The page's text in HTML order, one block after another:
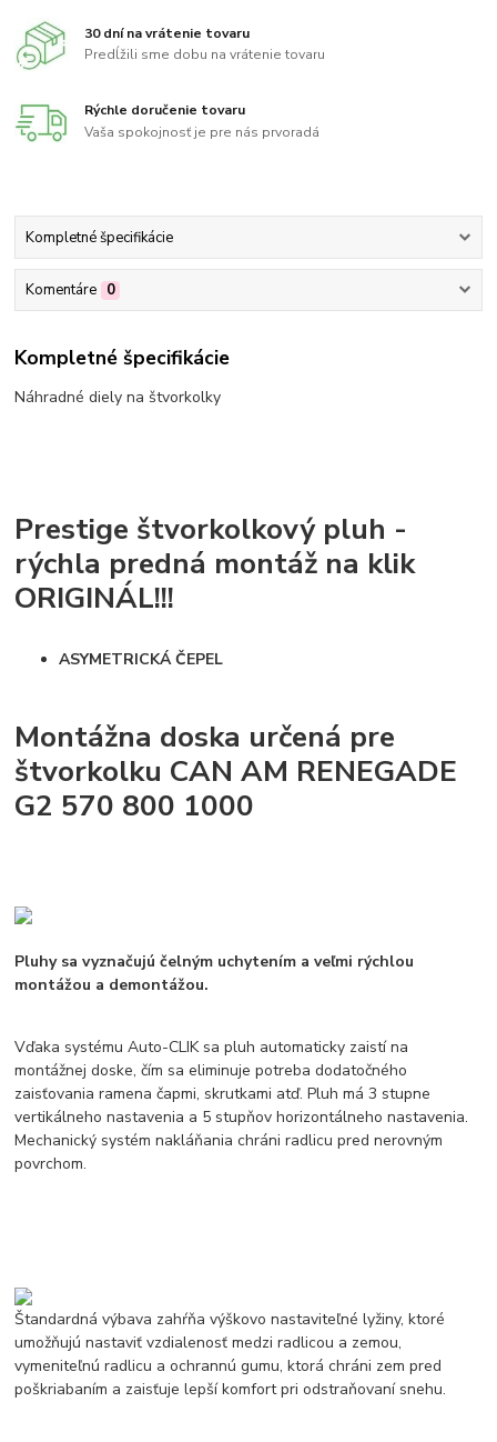
30 dní na vrátenie tovaru
Predĺžili sme dobu na vrátenie tovaru
Rýchle doručenie tovaru
Vaša spokojnosť je pre nás prvoradá
Kompletné špecifikácie
Komentáre 0
Kompletné špecifikácie
Náhradné diely na štvorkolky
Prestige štvorkolkový pluh -
rýchla predná montáž na klik
ORIGINÁL!!!
ASYMETRICKÁ ČEPEL
Montážna doska určená pre
štvorkolku CAN AM RENEGADE
G2 570 800 1000
Pluhy sa vyznačujú čelným uchytením a veľmi rýchlou
montážou a demontážou.
Vďaka systému Auto-CLIK sa pluh automaticky zaistí na
montážnej doske, čím sa eliminuje potreba dodatočného
zaisťovania ramena čapmi, skrutkami atď. Pluh má 3 stupne
vertikálneho nastavenia a 5 stupňov horizontálneho nastavenia.
Mechanický systém nakláňania chráni radlicu pred nerovným
povrchom.
Štandardná výbava zahŕňa výškovo nastaviteľné lyžiny, ktoré
umožňujú nastaviť vzdialenosť medzi radlicou a zemou,
vymeniteľnú radlicu a ochrannú gumu, ktorá chráni zem pred
poškriabaním a zaisťuje lepší komfort pri odstraňovaní snehu.